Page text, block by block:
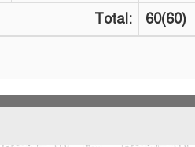
Total: 60(60)